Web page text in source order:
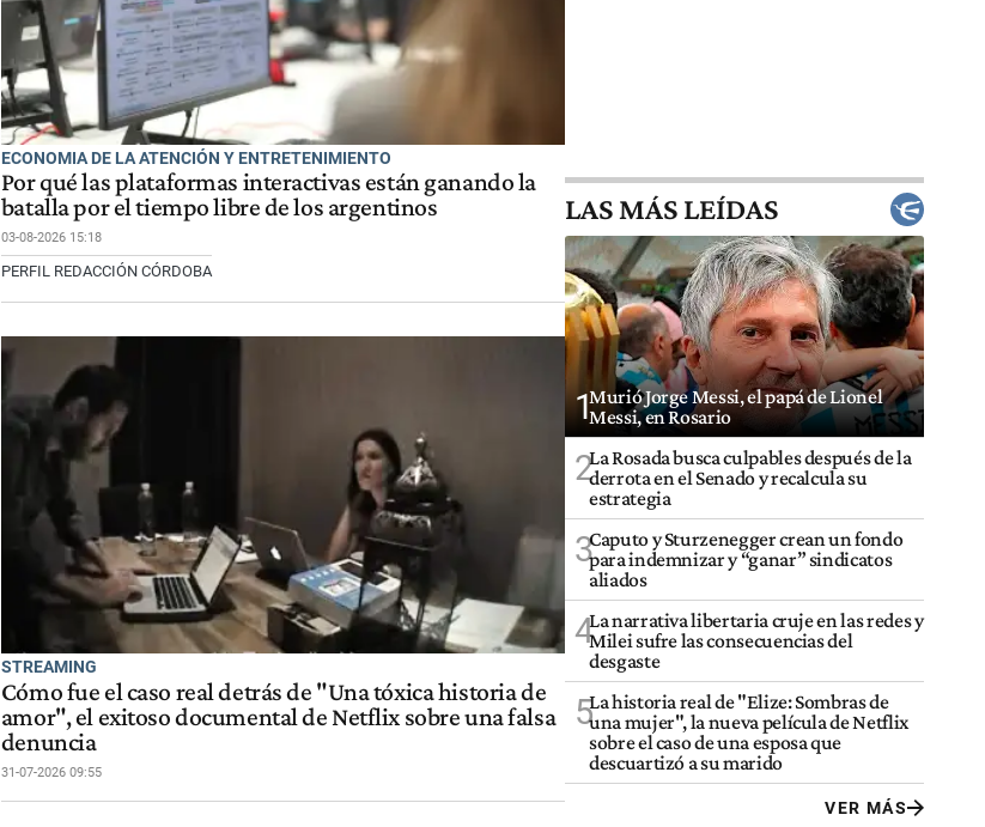
ECONOMIA DE LA ATENCIÓN Y ENTRETENIMIENTO
Por qué las plataformas interactivas están ganando la
batalla por el tiempo libre de los argentinos
03-08-2026 15:18
PERFIL REDACCIÓN CÓRDOBA
STREAMING
Cómo fue el caso real detrás de "Una tóxica historia de
amor", el exitoso documental de Netflix sobre una falsa
denuncia
31-07-2026 09:55
LAS MÁS LEÍDAS
1Murió Jorge Messi, el papá de Lionel
Messi, en Rosario
2La Rosada busca culpables después de la
derrota en el Senado y recalcula su
estrategia
3Caputo y Sturzenegger crean un fondo
para indemnizar y “ganar” sindicatos
aliados
4La narrativa libertaria cruje en las redes y
Milei sufre las consecuencias del
desgaste
5La historia real de "Elize: Sombras de
una mujer", la nueva película de Netflix
sobre el caso de una esposa que
descuartizó a su marido
VER MÁS